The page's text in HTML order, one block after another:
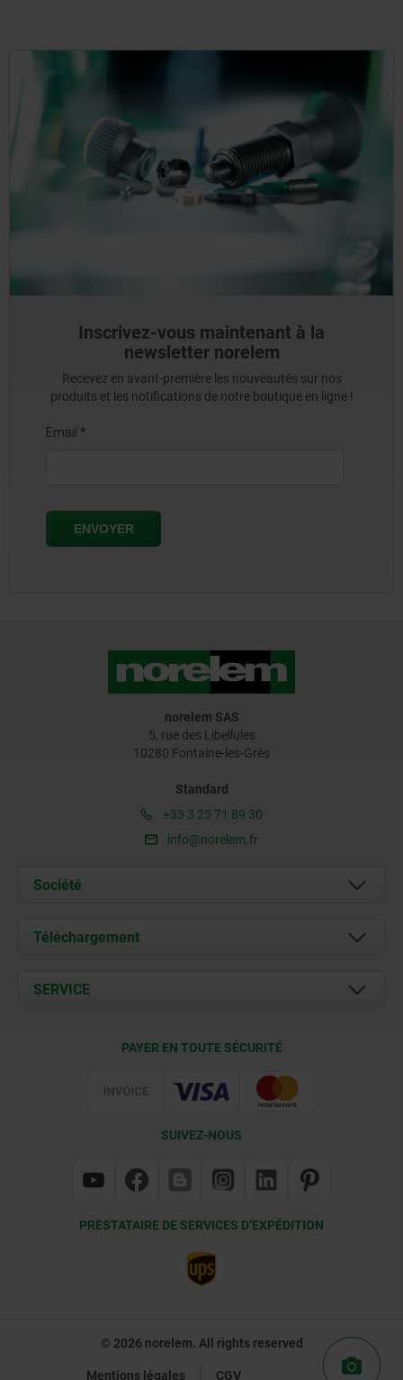
Inscrivez-vous maintenant à la
newsletter norelem
Recevez en avant-première les nouveautés sur nos
produits et les notifications de notre boutique en ligne !
norelem SAS
5, rue des Libellules
10280 Fontaine-les-Grès
Standard
+33 3 25 71 89 30
info@norelem.fr
Société
À propos de nous
Contact
Téléchargement
Documents
SERVICE
PAYER EN TOUTE SÉCURITÉ
SUIVEZ-NOUS
PRESTATAIRE DE SERVICES D’EXPÉDITION
© 2026 norelem. All rights reserved
Mentions légales CGV